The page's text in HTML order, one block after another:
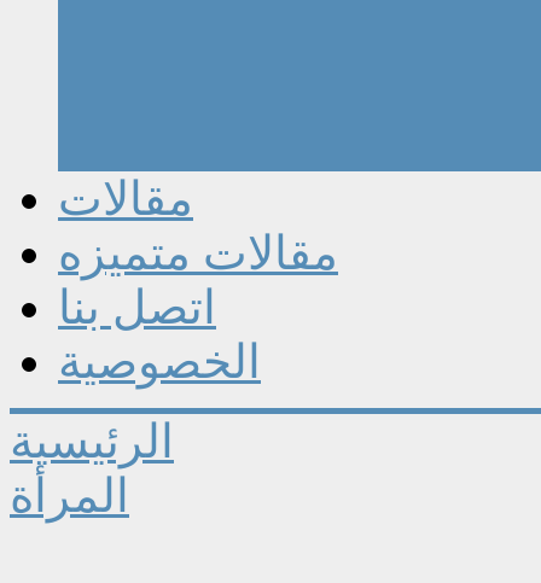
مقالات
مقالات متميزه
اتصل بنا
الخصوصية
الرئيسية
المرأة